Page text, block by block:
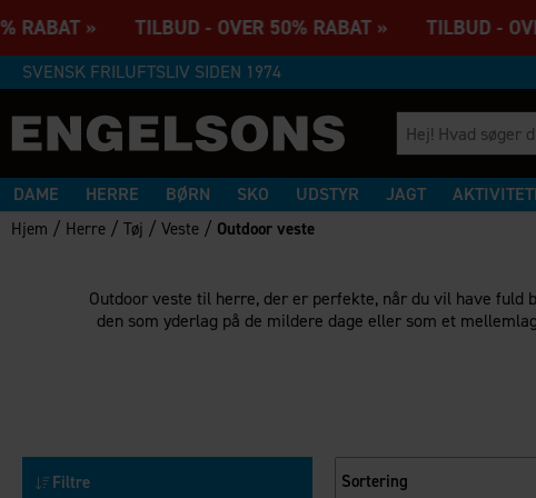
RABAT » TILBUD - OVER 50% RABAT » TILBUD -
SVENSK FRILUFTSLIV SIDEN 1974
DAME HERRE BØRN SKO UDSTYR JAGT
Hjem / Herre /Tøj /Veste / Outdoor veste
Outdoor veste til herre, der er perfekte, når du vil have
den som yderlag på de mildere dage eller som et
Filtre Sortering